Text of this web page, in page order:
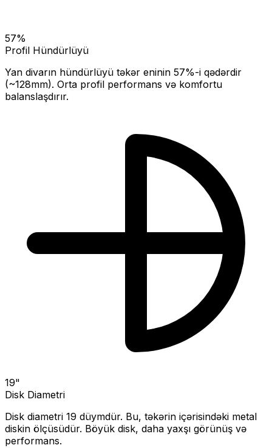
57%
Profil Hündürlüyü
Yan divarın hündürlüyü təkər eninin 57%-i qədərdir
(~128mm). Orta profil performans və komfortu
balanslaşdırır.
19"
Disk Diametri
Disk diametri 19 düymdür. Bu, təkərin içərisindəki metal
diskin ölçüsüdür. Böyük disk, daha yaxşı görünüş və
performans.